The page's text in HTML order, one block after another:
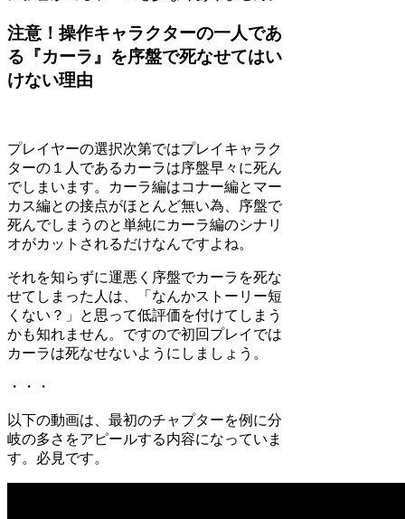
注意！操作キャラクターの一人であ
る『カーラ』を序盤で死なせてはい
けない理由
プレイヤーの選択次第ではプレイキャラク
ターの１人であるカーラは序盤早々に死ん
でしまいます。カーラ編はコナー編とマー
カス編との接点がほとんど無い為、序盤で
死んでしまうのと単純にカーラ編のシナリ
オがカットされるだけなんですよね。
それを知らずに運悪く序盤でカーラを死な
せてしまった人は、「なんかストーリー短
くない？」と思って低評価を付けてしまう
かも知れません。ですので初回プレイでは
カーラは死なせないようにしましょう。
・・・
以下の動画は、最初のチャプターを例に分
岐の多さをアピールする内容になっていま
す。必見です。